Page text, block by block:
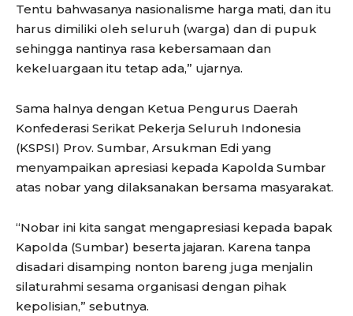
Tentu bahwasanya nasionalisme harga mati, dan itu
harus dimiliki oleh seluruh (warga) dan di pupuk
sehingga nantinya rasa kebersamaan dan
kekeluargaan itu tetap ada,” ujarnya.
Sama halnya dengan Ketua Pengurus Daerah
Konfederasi Serikat Pekerja Seluruh Indonesia
(KSPSI) Prov. Sumbar, Arsukman Edi yang
menyampaikan apresiasi kepada Kapolda Sumbar
atas nobar yang dilaksanakan bersama masyarakat.
“Nobar ini kita sangat mengapresiasi kepada bapak
Kapolda (Sumbar) beserta jajaran. Karena tanpa
disadari disamping nonton bareng juga menjalin
silaturahmi sesama organisasi dengan pihak
kepolisian,” sebutnya.